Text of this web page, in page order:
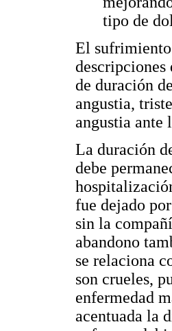
tipo de
El sufrimiento
descripciones
de duración
angustia,
angustia ante
La duración
debe
fue dejado
sin la
abandono
se relaciona
son crueles,
enfermedad
acentuada la